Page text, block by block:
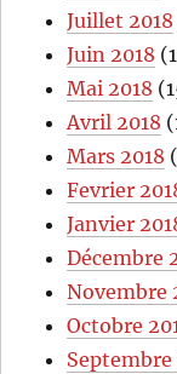
Juillet 2018
Juin 2018
Mai 2018
Avril 2018
Mars 2018
Fevrier
Janvier
Décembre
Novembre
Octobre
Septembre